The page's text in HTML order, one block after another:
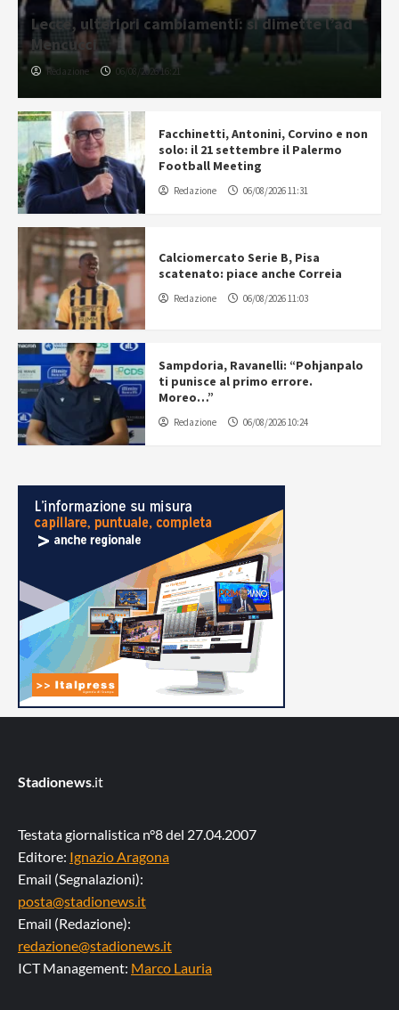
Lecce, ulteriori cambiamenti: si dimette l’ad
Mencucci
Redazione 06/08/2026 16:21
Facchinetti, Antonini, Corvino e non
solo: il 21 settembre il Palermo
Football Meeting
Redazione 06/08/2026 11:31
Calciomercato Serie B, Pisa
scatenato: piace anche Correia
Redazione 06/08/2026 11:03
Sampdoria, Ravanelli: “Pohjanpalo
ti punisce al primo errore.
Moreo…”
Redazione 06/08/2026 10:24
Stadionews.it
Testata giornalistica n°8 del 27.04.2007
Editore: Ignazio Aragona
Email (Segnalazioni):
posta@stadionews.it
Email (Redazione):
redazione@stadionews.it
ICT Management: Marco Lauria